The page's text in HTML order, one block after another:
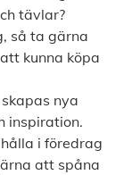
tävlar?
så ta gärna
kunna köpa
nya
inspiration.
i föredrag
att spåna